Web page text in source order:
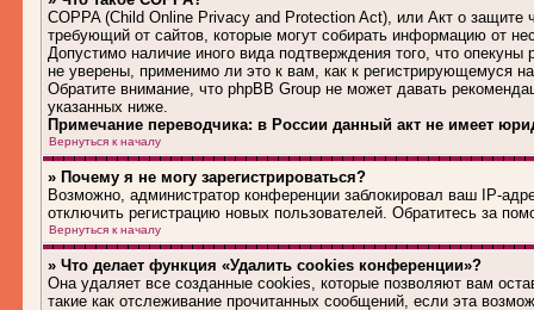
COPPA (Child Online Privacy and Protection Act), или Акт о защите
требующий от сайтов, которые могут собирать информацию от
Допустимо наличие иного вида подтверждения того, что
не уверены, применимо ли это к вам, как к регистрирующемуся
Обратите внимание, что phpBB Group не может давать
указанных ниже.
Примечание переводчика: в России данный акт не имеет
Вернуться к началу
» Почему я не могу зарегистрироваться?
Возможно, администратор конференции заблокировал ваш IP-
отключить регистрацию новых пользователей. Обратитесь за
Вернуться к началу
» Что делает функция «Удалить cookies конференции»?
Она удаляет все созданные cookies, которые позволяют вам
такие как отслеживание прочитанных сообщений, если эта